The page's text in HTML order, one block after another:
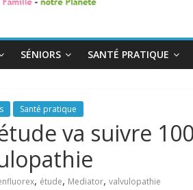
SÉNIORS SANTÉ PRATIQUE
Santé pratique
va suivre
, étude, Mediator, valvulopathie